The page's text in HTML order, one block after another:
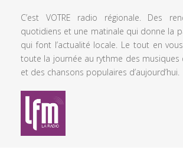
C’est VOTRE radio régionale. Des
quotidiens et une matinale qui donne la
qui font l’actualité locale. Le tout en
toute la journée au rythme des musiques
et des chansons populaires d’aujourd’hui.